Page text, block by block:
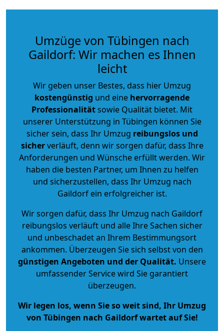
Umzüge von Tübingen nach
Gaildorf: Wir machen es Ihnen
leicht
Wir geben unser Bestes, dass hier Umzug
kostengünstig und eine hervorragende
Professionalitätsowie Qualität bietet. Mit
unserer Unterstützung in Tübingen können Sie
sicher sein, dass Ihr Umzug reibungslos und
sicherverläuft, denn wir sorgen dafür, dass Ihre
Anforderungen und Wünsche erfüllt werden. Wir
haben die besten Partner, um Ihnen zu helfen
und sicherzustellen, dass Ihr Umzug nach
Gaildorf ein erfolgreicher ist.
Wir sorgen dafür, dass Ihr Umzug nach Gaildorf
reibungslos verläuft und alle Ihre Sachen sicher
und unbeschadet an Ihrem Bestimmungsort
ankommen. Überzeugen Sie sich selbst von den
günstigen Angeboten und der Qualität. Unsere
umfassender Service wird Sie garantiert
überzeugen.
Wir legen los, wenn Sie so weit sind, Ihr Umzug
von Tübingen nach Gaildorf wartet auf Sie!